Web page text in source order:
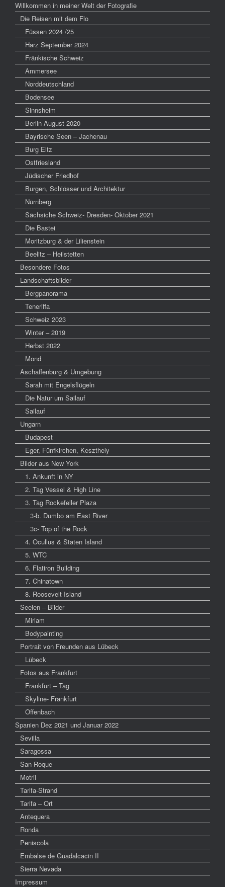
Willkommen in meiner Welt der Fotografie
Die Reisen mit dem Flo
Füssen 2024 /25
Harz September 2024
Fränkische Schweiz
Ammersee
Norddeutschland
Bodensee
Sinnsheim
Berlin August 2020
Bayrische Seen – Jachenau
Burg Eltz
Ostfriesland
Jüdischer Friedhof
Burgen, Schlösser und Architektur
Nürnberg
Sächsiche Schweiz- Dresden- Oktober 2021
Die Bastei
Moritzburg & der Lilienstein
Beelitz – Heilstetten
Besondere Fotos
Landschaftsbilder
Bergpanorama
Teneriffa
Schweiz 2023
Winter – 2019
Herbst 2022
Mond
Aschaffenburg & Umgebung
Sarah mit Engelsflügeln
Die Natur um Sailauf
Sailauf
Ungarn
Budapest
Eger, Fünfkirchen, Keszthely
Bilder aus New York
1. Ankunft in NY
2. Tag Vessel & High Line
3. Tag Rockefeller Plaza
3-b. Dumbo am East River
3c- Top of the Rock
4. Ocullus & Staten Island
5. WTC
6. Flatiron Building
7. Chinatown
8. Roosevelt Island
Seelen – Bilder
Miriam
Bodypainting
Portrait von Freunden aus Lübeck
Lübeck
Fotos aus Frankfurt
Frankfurt – Tag
Skyline- Frankfurt
Offenbach
Spanien Dez 2021 und Januar 2022
Sevilla
Saragossa
San Roque
Motril
Tarifa-Strand
Tarifa – Ort
Antequera
Ronda
Peniscola
Embalse de Guadalcacin II
Sierra Nevada
Impressum